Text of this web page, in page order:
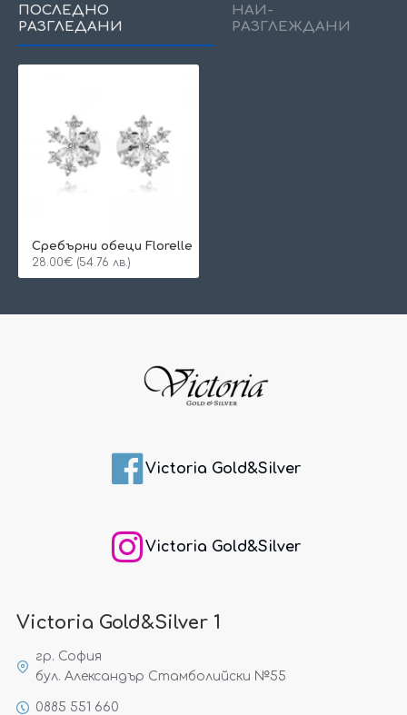
ПОСЛЕДНО
РАЗГЛЕДАНИ
НАЙ-
РАЗГЛЕЖДАНИ
Сребърни обеци Florelle
28.00€ (54.76 лв.)
Victoria Gold&Silver
Victoria Gold&Silver
Victoria Gold&Silver 1
гр. София
бул. Александър Стамболийски №55
0885 551 660